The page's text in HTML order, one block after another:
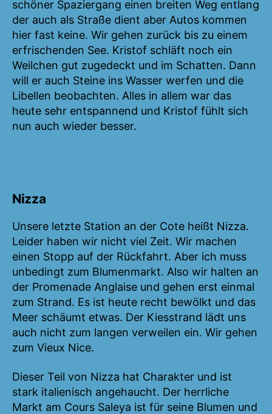
schöner Spaziergang einen breiten Weg entlang
der auch als Straße dient aber Autos kommen
hier fast keine. Wir gehen zurück bis zu einem
erfrischenden See. Kristof schläft noch ein
Weilchen gut zugedeckt und im Schatten. Dann
will er auch Steine ins Wasser werfen und die
Libellen beobachten. Alles in allem war das
heute sehr entspannend und Kristof fühlt sich
nun auch wieder besser.
Nizza
Unsere letzte Station an der Cote heißt Nizza.
Leider haben wir nicht viel Zeit. Wir machen
einen Stopp auf der Rückfahrt. Aber ich muss
unbedingt zum Blumenmarkt. Also wir halten an
der Promenade Anglaise und gehen erst einmal
zum Strand. Es ist heute recht bewölkt und das
Meer schäumt etwas. Der Kiesstrand lädt uns
auch nicht zum langen verweilen ein. Wir gehen
zum Vieux Nice.
Dieser Teil von Nizza hat Charakter und ist
stark italienisch angehaucht. Der herrliche
Markt am Cours Saleya ist für seine Blumen und